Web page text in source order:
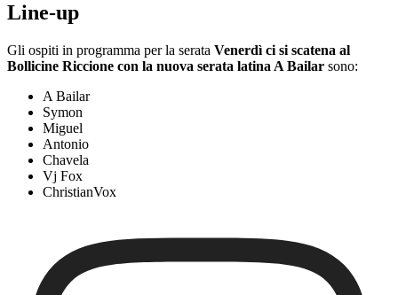
Line-up
Gli ospiti in programma per la serata Venerdì ci si scatena al
Bollicine Riccione con la nuova serata latina A Bailar sono:
A Bailar
Symon
Miguel
Antonio
Chavela
Vj Fox
ChristianVox